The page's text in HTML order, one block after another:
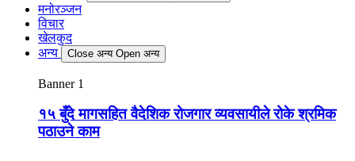
मनोरञ्जन
विचार
खेलकुद
अन्य
Close अन्य Open अन्य
Banner 1
१५ बुँदे मागसहित वैदेशिक रोजगार व्यवसायीले रोके श्रमिक
पठाउने काम